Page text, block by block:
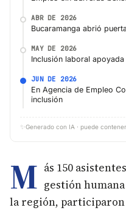
ABR DE 2026
Bucaramanga abrió
MAY DE 2026
Inclusión laboral apoyada
JUN DE 2026
En Agencia de Empleo
inclusión
✨ Generado con IA · puede
M ás 150
gestión
la región,